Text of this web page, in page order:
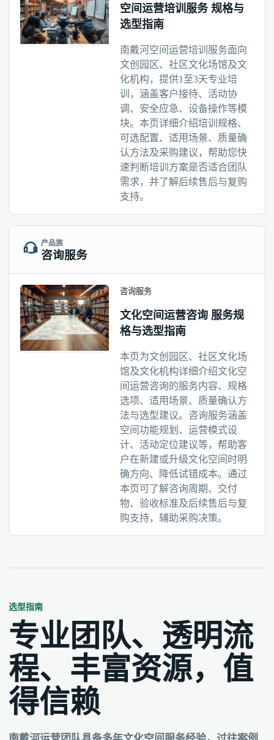
空间运营培训服务 规格与
选型指南
南戴河空间运营培训服务面向
文创园区、社区文化场馆及文
化机构，提供1至3天专业培
训，涵盖客户接待、活动协
调、安全应急、设备操作等模
块。本页详细介绍培训规格、
可选配置、适用场景、质量确
认方法及采购建议，帮助您快
速判断培训方案是否适合团队
需求，并了解后续售后与复购
支持。
产品族
咨询服务
咨询服务
文化空间运营咨询 服务规
格与选型指南
本页为文创园区、社区文化场
馆及文化机构详细介绍文化空
间运营咨询的服务内容、规格
选项、适用场景、质量确认方
法与选型建议。咨询服务涵盖
空间功能规划、运营模式设
计、活动定位建议等，帮助客
户在新建或升级文化空间时明
确方向、降低试错成本。通过
本页可了解咨询周期、交付
物、验收标准及后续售后与复
购支持，辅助采购决策。
选型指南
专业团队、透明流
程、丰富资源，值
得信赖